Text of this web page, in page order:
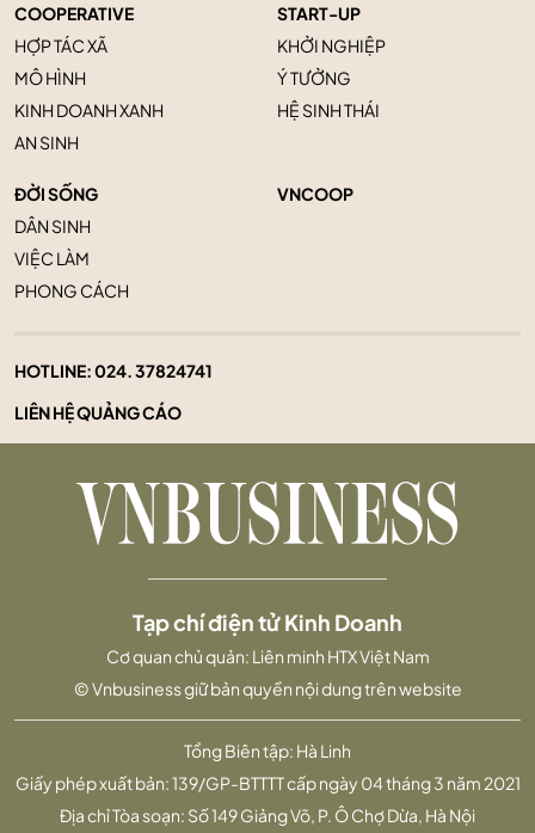
COOPERATIVE
HỢP TÁC XÃ
MÔ HÌNH
KINH DOANH XANH
AN SINH
START-UP
KHỞI NGHIỆP
Ý TƯỞNG
HỆ SINH THÁI
ĐỜI SỐNG
DÂN SINH
VIỆC LÀM
PHONG CÁCH
VNCOOP
HOTLINE:024. 37824741
LIÊN HỆ QUẢNG CÁO
Tổng Biên tập: Hà Linh
Giấy phép xuất bản: 139/GP-BTTTT cấp ngày 04 tháng 3 năm 2021
Địa chỉ Tòa soạn: Số 149 Giảng Võ, P. Ô Chợ Dừa, Hà Nội
Tạp chí điện tử Kinh Doanh
Cơ quan chủ quản: Liên minh HTX Việt Nam
© Vnbusiness giữ bản quyền nội dung trên website